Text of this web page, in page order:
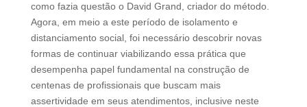
como fazia questão o David Grand, criador do método.
Agora, em meio a este período de isolamento e
distanciamento social, foi necessário descobrir novas
formas de continuar viabilizando essa prática que
desempenha papel fundamental na construção de
centenas de profissionais que buscam mais
assertividade em seus atendimentos, inclusive neste